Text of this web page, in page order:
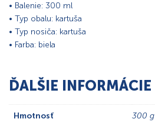
• Balenie: 300 ml
• Typ obalu: kartuša
• Typ nosiča: kartuša
• Farba: biela
ĎALŠIE INFORMÁCIE
Hmotnosť 300 g